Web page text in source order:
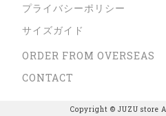
プライバシーポリシー
サイズガイド
ORDER FROM OVERSEAS
CONTACT
Copyright © JUZU store